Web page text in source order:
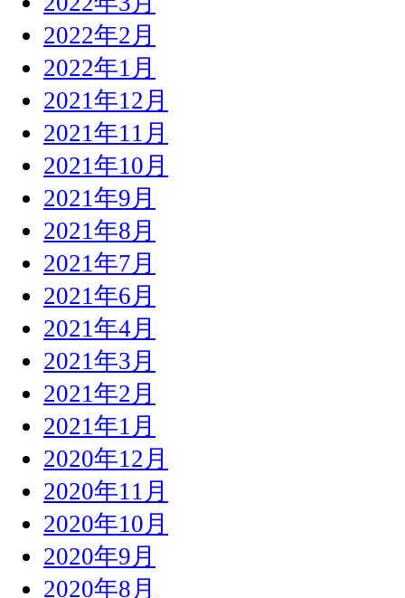
2022年2月
2022年1月
2021年12月
2021年11月
2021年10月
2021年9月
2021年8月
2021年7月
2021年6月
2021年4月
2021年3月
2021年2月
2021年1月
2020年12月
2020年11月
2020年10月
2020年9月
2020年8月